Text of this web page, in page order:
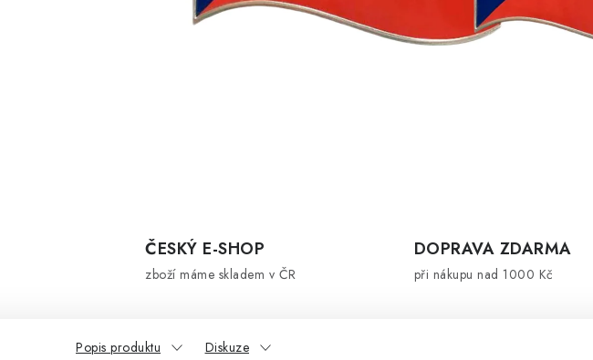
ČESKÝ E-SHOP
zboží máme skladem v ČR
DOPRAVA ZDARMA
při nákupu nad 1000 Kč
Popis produktu Diskuze